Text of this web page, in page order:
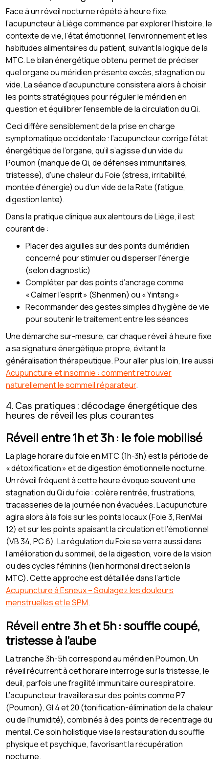
Face à un réveil nocturne répété à heure fixe,
l’acupuncteur à Liège commence par explorer l’histoire, le
contexte de vie, l’état émotionnel, l’environnement et les
habitudes alimentaires du patient, suivant la logique de la
MTC. Le bilan énergétique obtenu permet de préciser
quel organe ou méridien présente excès, stagnation ou
vide. La séance d’acupuncture consistera alors à choisir
les points stratégiques pour réguler le méridien en
question et équilibrer l’ensemble de la circulation du Qi.
Ceci diffère sensiblement de la prise en charge
symptomatique occidentale : l’acupuncteur corrige l’état
énergétique de l’organe, qu’il s’agisse d’un vide du
Poumon (manque de Qi, de défenses immunitaires,
tristesse), d’une chaleur du Foie (stress, irritabilité,
montée d’énergie) ou d’un vide de la Rate (fatigue,
digestion lente).
Dans la pratique clinique aux alentours de Liège, il est
courant de :
Placer des aiguilles sur des points du méridien
concerné pour stimuler ou disperser l’énergie
(selon diagnostic)
Compléter par des points d’ancrage comme
« Calmer l’esprit » (Shenmen) ou « Yintang »
Recommander des gestes simples d’hygiène de vie
pour soutenir le traitement entre les séances
Une démarche sur-mesure, car chaque réveil à heure fixe
a sa signature énergétique propre, évitant la
généralisation thérapeutique. Pour aller plus loin, lire aussi
Acupuncture et insomnie : comment retrouver
naturellement le sommeil réparateur.
4. Cas pratiques : décodage énergétique des
heures de réveil les plus courantes
Réveil entre 1h et 3h : le foie mobilisé
La plage horaire du foie en MTC (1h-3h) est la période de
« détoxification » et de digestion émotionnelle nocturne.
Un réveil fréquent à cette heure évoque souvent une
stagnation du Qi du foie : colère rentrée, frustrations,
tracasseries de la journée non évacuées. L’acupuncture
agira alors à la fois sur les points locaux (Foie 3, RenMai
12) et sur les points apaisant la circulation et l’émotionnel
(VB 34, PC 6). La régulation du Foie se verra aussi dans
l’amélioration du sommeil, de la digestion, voire de la vision
ou des cycles féminins (lien hormonal direct selon la
MTC). Cette approche est détaillée dans l’article
Acupuncture à Esneux – Soulagez les douleurs
menstruelles et le SPM.
Réveil entre 3h et 5h : souffle coupé,
tristesse à l’aube
La tranche 3h-5h correspond au méridien Poumon. Un
réveil récurrent à cet horaire interroge sur la tristesse, le
deuil, parfois une fragilité immunitaire ou respiratoire.
L’acupuncteur travaillera sur des points comme P7
(Poumon), GI 4 et 20 (tonification-élimination de la chaleur
ou de l’humidité), combinés à des points de recentrage du
mental. Ce soin holistique vise la restauration du souffle
physique et psychique, favorisant la récupération
nocturne.